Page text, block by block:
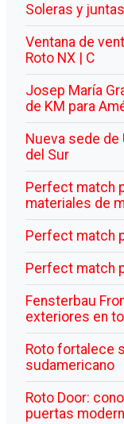
Soleras y
Ventana de
Roto NX | C
Josep María
de KM para
Nueva sede de
del Sur
Perfect match
materiales de
Perfect match
Perfect match
Fensterbau
exteriores en
Roto fortalece
sudamericano
Roto Door:
puertas